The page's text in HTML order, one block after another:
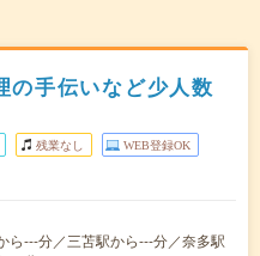
の手伝いなど少人数
残業なし WEB登録OK
ら---分／三苫駅から---分／奈多駅